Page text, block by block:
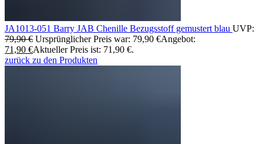
JA1013-051 Barry JAB Chenille Bezugsstoff gemustert blau UVP:
79,90€ Ursprünglicher Preis war: 79,90 €Angebot:
71,90 €Aktueller Preis ist: 71,90 €.
zurück zu den Produkten